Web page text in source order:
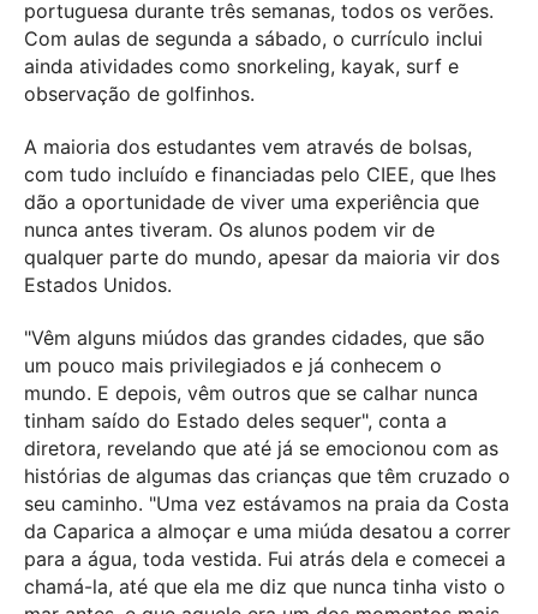
portuguesa durante três semanas, todos os verões.
Com aulas de segunda a sábado, o currículo inclui
ainda atividades como snorkeling, kayak, surf e
observação de golfinhos.
A maioria dos estudantes vem através de bolsas,
com tudo incluído e financiadas pelo CIEE, que lhes
dão a oportunidade de viver uma experiência que
nunca antes tiveram. Os alunos podem vir de
qualquer parte do mundo, apesar da maioria vir dos
Estados Unidos.
"Vêm alguns miúdos das grandes cidades, que são
um pouco mais privilegiados e já conhecem o
mundo. E depois, vêm outros que se calhar nunca
tinham saído do Estado deles sequer", conta a
diretora, revelando que até já se emocionou com as
histórias de algumas das crianças que têm cruzado o
seu caminho. "Uma vez estávamos na praia da Costa
da Caparica a almoçar e uma miúda desatou a correr
para a água, toda vestida. Fui atrás dela e comecei a
chamá-la, até que ela me diz que nunca tinha visto o